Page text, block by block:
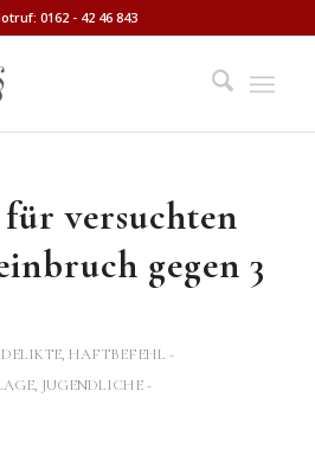
0162 - 42 46 843
versuchten
gegen 3
, HAFTBEFEHL -
, JUGENDLICHE -